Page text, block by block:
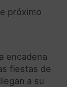
próximo
encadena
fiestas de
a su